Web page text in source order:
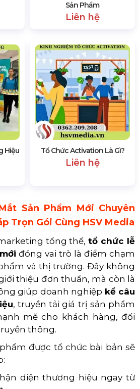
Sản Phẩm
Liên hệ
Hiệu
Tổ Chức Activation Là Gì?
Liên hệ
Sản Phẩm Mới Chuyên
Trọn Gói Cùng HSV Media
tổng thể,tổ chức lễ
đóng vai trò là điểm chạm
và thị trường. Đây không
thiệu đơn thuần, mà còn là
giúp doanh nghiệp kể câu
, truyền tải giá trị sản phẩm
mẽ cho khách hàng, đối
thông.
được tổ chức bài bản sẽ
diện thương hiệu ngay từ